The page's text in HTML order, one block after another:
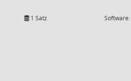
1 Satz Software: